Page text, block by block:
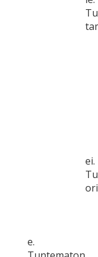
e.
ei.
ori